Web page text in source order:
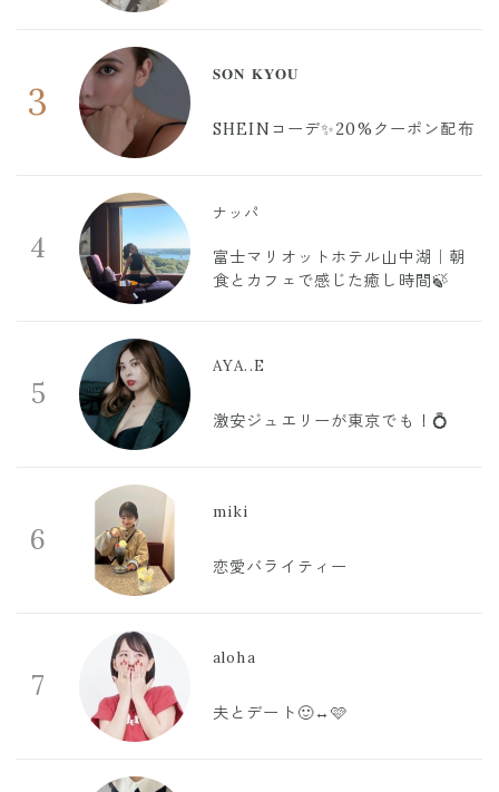
3
𝐒𝐎𝐍 𝐊𝐘𝐎𝐔
SHEINコーデ✨20%クーポン配布
4
ナッパ
富士マリオットホテル山中湖｜朝
食とカフェで感じた癒し時間🍃
5
AYA..E
激安ジュエリーが東京でも！💍
6
miki
恋愛バライティー
7
aloha
夫とデート🙂‍↔️🩷